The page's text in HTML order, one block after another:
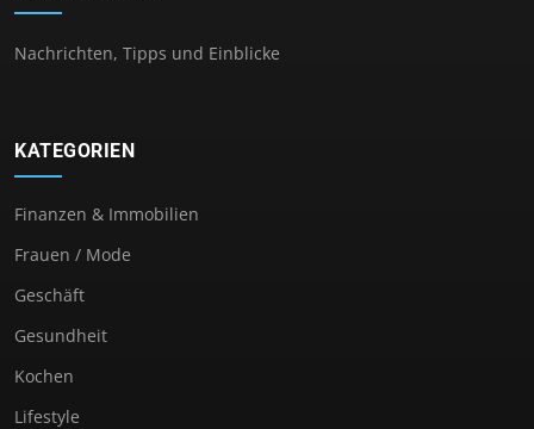
Nachrichten, Tipps und Einblicke
KATEGORIEN
Finanzen & Immobilien
Frauen / Mode
Geschäft
Gesundheit
Kochen
Lifestyle